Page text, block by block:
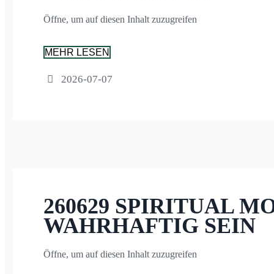
Öffne, um auf diesen Inhalt zuzugreifen
MEHR LESEN
2026-07-07
260629 SPIRITUAL
WAHRHAFTIG SEIN
Öffne, um auf diesen Inhalt zuzugreifen